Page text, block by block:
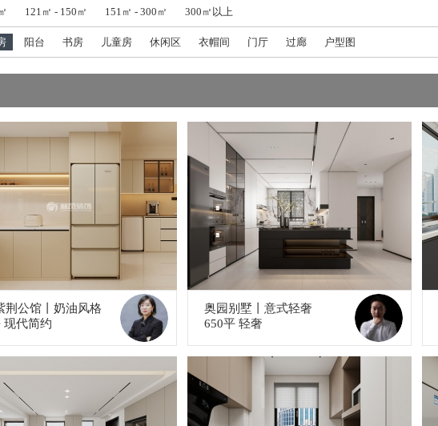
121㎡ - 150㎡ 151㎡ - 300㎡ 300㎡以上
阳台 书房 儿童房 休闲区 衣帽间 门厅 过廊 户型图
荆公馆丨奶油风格
现代简约
奥园别墅丨意式轻奢
650平 轻奢